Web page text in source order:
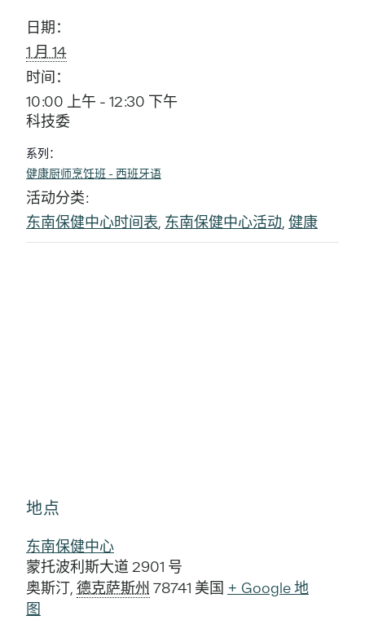
日期：
1 月 14
时间：
10:00 上午 - 12:30 下午
科技委
系列：
健康厨师烹饪班 - 西班牙语
活动分类:
东南保健中心时间表, 东南保健中心活动, 健康
地点
东南保健中心
蒙托波利斯大道 2901 号
奥斯汀, 德克萨斯州 78741 美国 + Google 地
图